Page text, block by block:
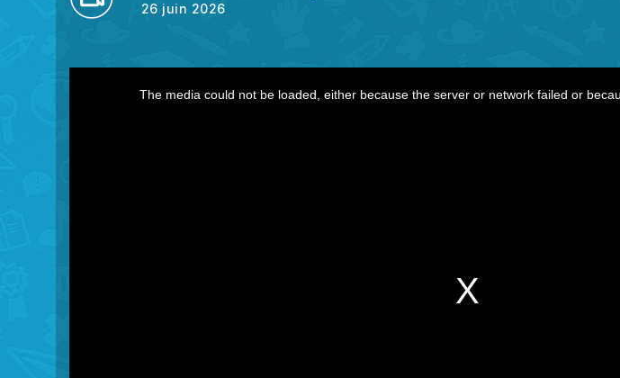
26 juin 2026
The media could not be loaded, either because the server or network failed or